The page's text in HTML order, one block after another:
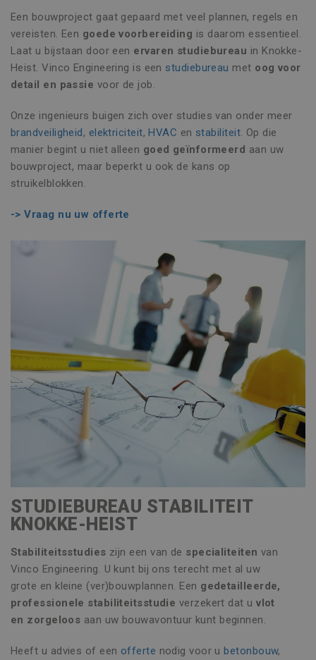
Een bouwproject gaat gepaard met veel plannen, regels en
vereisten. Een goede voorbereiding is daarom essentieel.
Laat u bijstaan door een ervaren studiebureau in Knokke-
Heist. Vinco Engineering is een studiebureau met oog voor
detail en passie voor de job.
Onze ingenieurs buigen zich over studies van onder meer
brandveiligheid, elektriciteit,HVAC en stabiliteit. Op die
manier begint u niet alleen goed geïnformeerd aan uw
bouwproject, maar beperkt u ook de kans op
struikelblokken.
-> Vraag nu uw offerte
STUDIEBUREAU STABILITEIT
KNOKKE-HEIST
Stabiliteitsstudies zijn een van de specialiteiten van
Vinco Engineering. U kunt bij ons terecht met al uw
grote en kleine (ver)bouwplannen. Een gedetailleerde,
professionele stabiliteitsstudie verzekert dat uvlot
en zorgeloos aan uw bouwavontuur kunt beginnen.
Heeft u advies of een offerte nodig voor ubetonbouw,